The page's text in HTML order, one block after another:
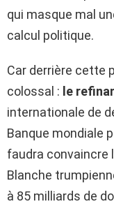
qui masque mal
calcul politique.
Car derrière cette
colossal : le
internationale de
Banque mondiale
faudra convaincre
Blanche
à 85 milliards de